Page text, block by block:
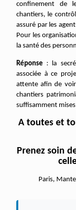
confinement de
chantiers, le
assuré par les
Pour les
la santé des
Réponse : la
associée à ce
attente afin de
chantiers
suffisamment
A toutes et
Prenez soin
Paris,